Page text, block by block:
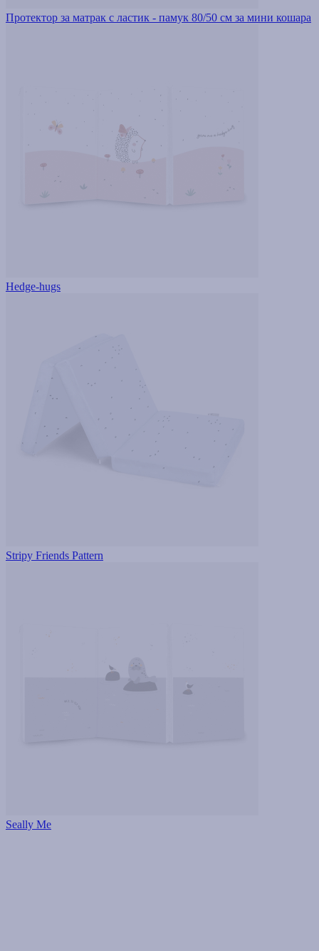
Протектор за матрак с ластик - памук 80/50 см за мини кошара
Hedge-hugs
Stripy Friends Pattern
Seally Me